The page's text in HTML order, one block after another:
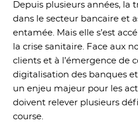
Depuis plusieurs années, la
dans le secteur bancaire et
entamée. Mais elle s’est
la crise sanitaire. Face aux
clients et à l’émergence de
digitalisation des banques
un enjeu majeur pour les
doivent relever plusieurs
course.